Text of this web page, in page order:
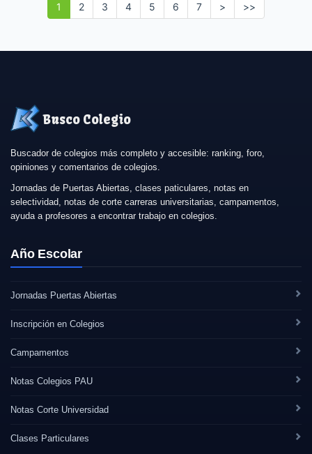
1 2 3 4 5 6 7 > >>
Busco Colegio
Buscador de colegios más completo y accesible: ranking, foro,
opiniones y comentarios de colegios.
Jornadas de Puertas Abiertas, clases paticulares, notas en
selectividad, notas de corte carreras universitarias, campamentos,
ayuda a profesores a encontrar trabajo en colegios.
Año Escolar
Jornadas Puertas Abiertas
Inscripción en Colegios
Campamentos
Notas Colegios PAU
Notas Corte Universidad
Clases Particulares